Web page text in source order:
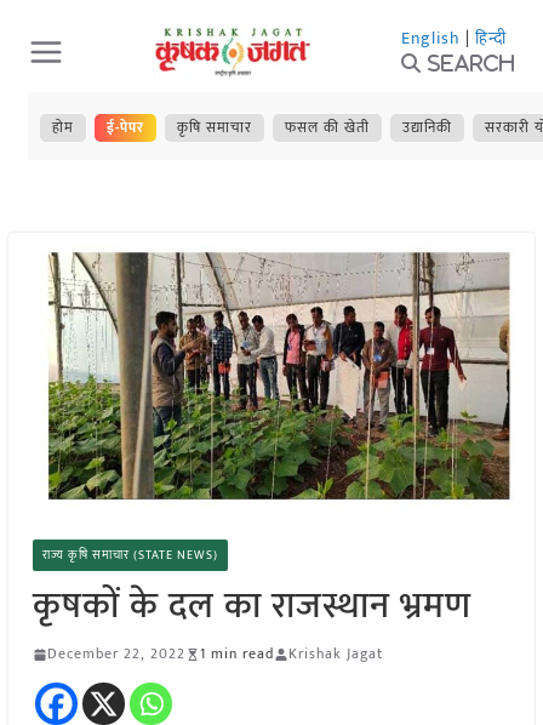
Skip
to
content
English | हिन्दी
Search
होम ई-पेपर कृषि समाचार फसल की खेती उद्यानिकी सरकारी
राज्य कृषि समाचार (STATE NEWS)
कृषकों के दल का राजस्थान भ्रमण
December 22, 2022 1 min read Krishak Jagat